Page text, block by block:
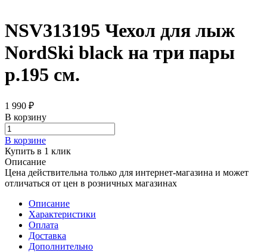
NSV313195 Чехол для лыж
NordSki black на три пары
р.195 см.
1 990 ₽
В корзину
В корзине
Купить в 1 клик
Описание
Цена действительна только для интернет-магазина и может
отличаться от цен в розничных магазинах
Описание
Характеристики
Оплата
Доставка
Дополнительно